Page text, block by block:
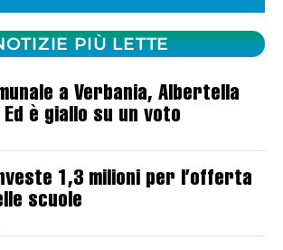
PIÙ LETTE
a Verbania, Albertella
è giallo su un voto
1,3 milioni per l’offerta
scuole